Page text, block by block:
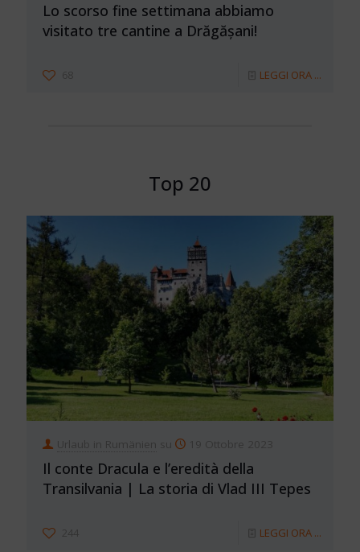
Lo scorso fine settimana abbiamo
visitato tre cantine a Drăgășani!
68 LEGGI ORA ...
Top 20
Urlaub in Rumänien su 19 Ottobre 2023
Il conte Dracula e l’eredità della
Transilvania | La storia di Vlad III Tepes
244 LEGGI ORA ...